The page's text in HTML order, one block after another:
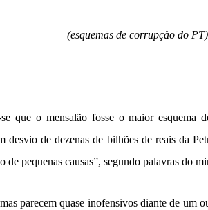
(esquemas de corrupção do PT)
que o mensalão fosse o maior
de dezenas de bilhões de reais da
de pequenas causas”, segundo palavras do
parecem quase inofensivos diante de um